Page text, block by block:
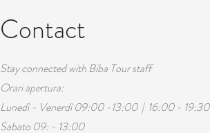
Contact
Stay connected with Biba Tour staff
Orari apertura:
Lunedì - Venerdì 09:00 -13:00 | 16:00 - 19:30
Sabato 09: - 13:00